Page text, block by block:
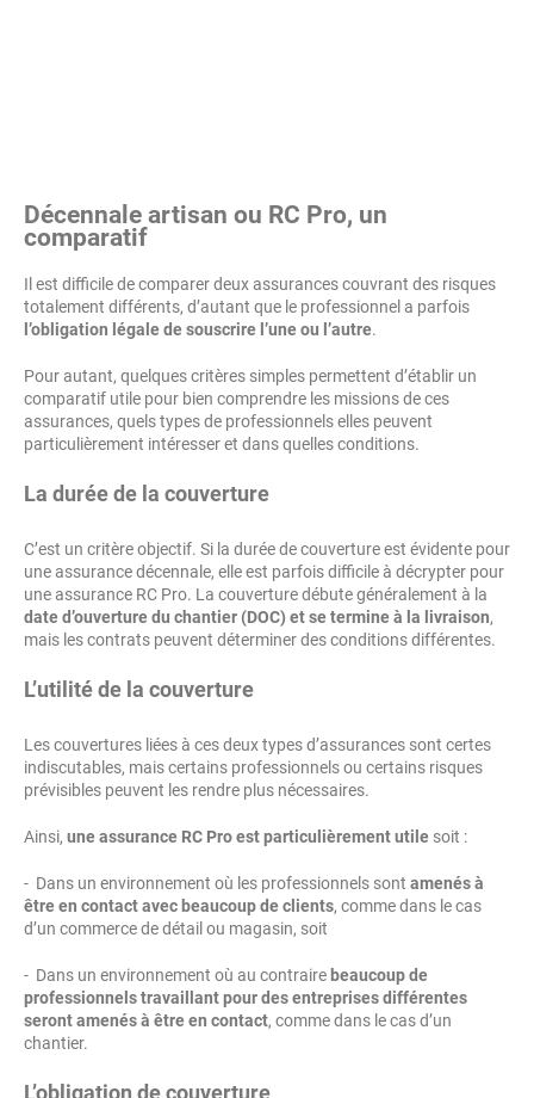
Décennale artisan ou RC Pro, un
comparatif
Il est difficile de comparer deux assurances couvrant des risques
totalement différents, d’autant que le professionnel a parfois
l’obligation légale de souscrire l’une ou l’autre.
Pour autant, quelques critères simples permettent d’établir un
comparatif utile pour bien comprendre les missions de ces
assurances, quels types de professionnels elles peuvent
particulièrement intéresser et dans quelles conditions.
La durée de la couverture
C’est un critère objectif. Si la durée de couverture est évidente pour
une assurance décennale, elle est parfois difficile à décrypter pour
une assurance RC Pro. La couverture débute généralement à la
date d’ouverture du chantier (DOC) et se termine à la livraison,
mais les contrats peuvent déterminer des conditions différentes.
L’utilité de la couverture
Les couvertures liées à ces deux types d’assurances sont certes
indiscutables, mais certains professionnels ou certains risques
prévisibles peuvent les rendre plus nécessaires.
Ainsi, une assurance RC Pro est particulièrement utile soit :
- Dans un environnement où les professionnels sont amenés à
être en contact avec beaucoup de clients, comme dans le cas
d’un commerce de détail ou magasin, soit
- Dans un environnement où au contraire beaucoup de
professionnels travaillant pour des entreprises différentes
seront amenés à être en contact, comme dans le cas d’un
chantier.
L’obligation de couverture